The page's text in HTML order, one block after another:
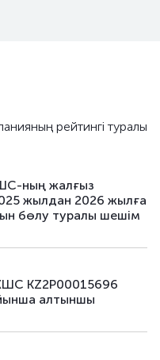
альтернативті
альтернативті
альтернативті
альтернативті
рейтингі туралы
ның жалғыз
жылдан 2026 жылға
бөлу туралы шешім
KZ2P00015696
алтыншы